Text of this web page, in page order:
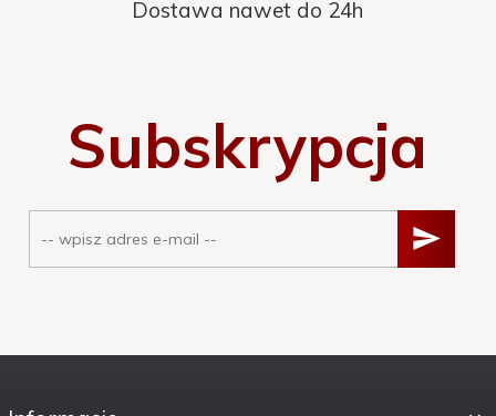
Dostawa nawet do 24h
Subskrypcja